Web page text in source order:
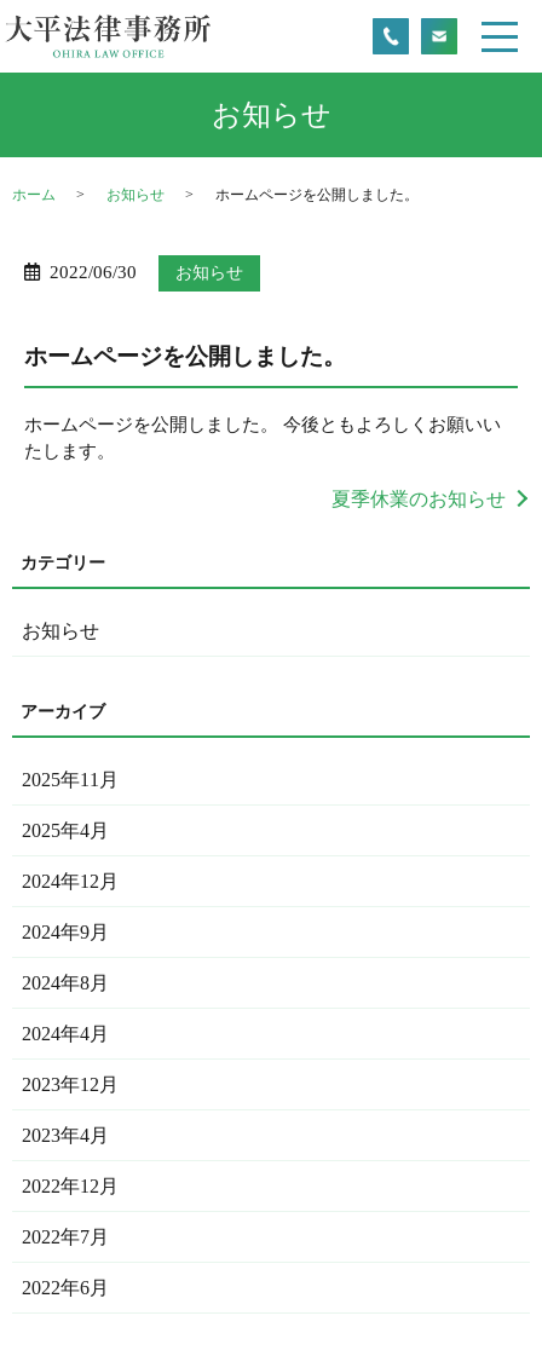
お知らせ
ホーム お知らせ ホームページを公開しました。
2022/06/30 お知らせ
ホームページを公開しました。
ホームページを公開しました。 今後ともよろしくお願いい
たします。
夏季休業のお知らせ
お知らせ
2025年11月
2025年4月
2024年12月
2024年9月
2024年8月
2024年4月
2023年12月
2023年4月
2022年12月
2022年7月
2022年6月